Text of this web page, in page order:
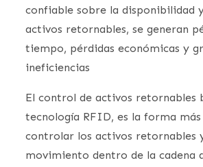
confiable sobre la disponibilidad
activos retornables, se generan
tiempo, pérdidas económicas y
ineficiencias
El control de activos retornables
tecnología RFID, es la forma
controlar los activos retornables
movimiento dentro de la cadena